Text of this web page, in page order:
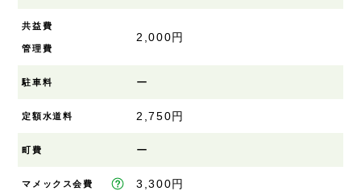
共益費
管理費
2,000円
駐車料 ー
定額水道料 2,750円
町費 ー
マメックス会費 3,300円